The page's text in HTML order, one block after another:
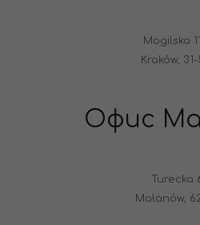
Mogilska
Kraków,
Офис
Turecka
Malanów,